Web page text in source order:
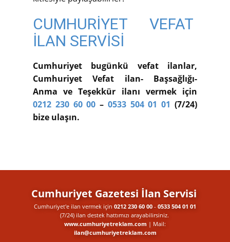
CUMHURİYET VEFAT
İLAN SERVİSİ
Cumhuriyet bugünkü vefat ilanlar,
Cumhuriyet Vefat ilan- Başsağlığı-
Anma ve Teşekkür ilanı vermek için
0212 230 60 00 – 0533 504 01 01 (7/24)
bize ulaşın.
Cumhuriyet Gazetesi İlan Servisi
Cumhuriyet'e ilan vermek için 0212 230 60 00 - 0533 504 01 01
(7/24) ilan destek​ hattımızı arayabilirsiniz.
www.cumhuriyetreklam.com | Mail:
ilan@cumhuriyetreklam.com